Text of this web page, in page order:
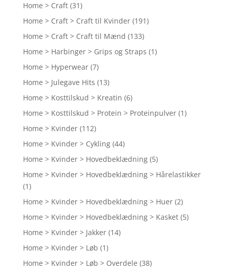
Home > Craft (31)
Home > Craft > Craft til Kvinder (191)
Home > Craft > Craft til Mænd (133)
Home > Harbinger > Grips og Straps (1)
Home > Hyperwear (7)
Home > Julegave Hits (13)
Home > Kosttilskud > Kreatin (6)
Home > Kosttilskud > Protein > Proteinpulver (1)
Home > Kvinder (112)
Home > Kvinder > Cykling (44)
Home > Kvinder > Hovedbeklædning (5)
Home > Kvinder > Hovedbeklædning > Hårelastikker
(1)
Home > Kvinder > Hovedbeklædning > Huer (2)
Home > Kvinder > Hovedbeklædning > Kasket (5)
Home > Kvinder > Jakker (14)
Home > Kvinder > Løb (1)
Home > Kvinder > Løb > Overdele (38)